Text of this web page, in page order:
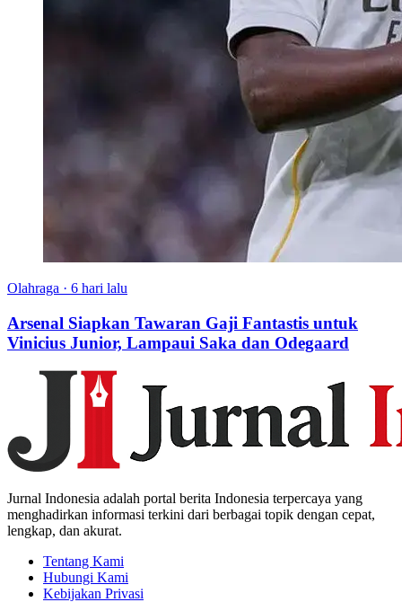
Olahraga · 6 hari lalu
Arsenal Siapkan Tawaran Gaji Fantastis untuk
Vinicius Junior, Lampaui Saka dan Odegaard
Jurnal Indonesia adalah portal berita Indonesia terpercaya yang
menghadirkan informasi terkini dari berbagai topik dengan cepat,
lengkap, dan akurat.
Tentang Kami
Hubungi Kami
Kebijakan Privasi